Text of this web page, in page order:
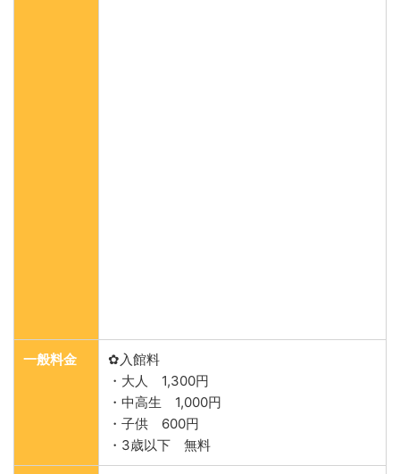
一般料金
✿入館料
・大人 1,300円
・中高生 1,000円
・子供 600円
・3歳以下 無料